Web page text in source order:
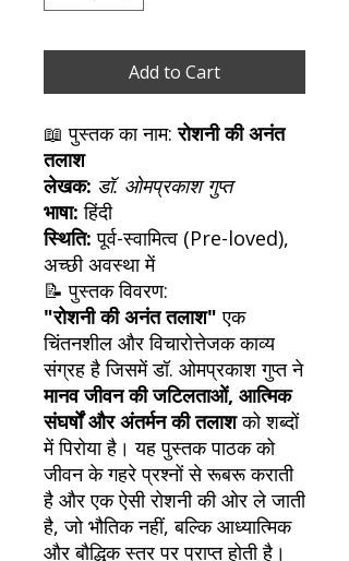
Add to Cart
📖 पुस्तक का नाम:रोशनी की अनंत
तलाश
लेखक: डॉ. ओमप्रकाश गुप्त
भाषा: हिंदी
स्थिति: पूर्व-स्वामित्व (Pre-loved),
अच्छी अवस्था में
📝 पुस्तक विवरण:
"रोशनी की अनंत तलाश" एक
चिंतनशील और विचारोत्तेजक काव्य
संग्रह है जिसमें डॉ. ओमप्रकाश गुप्त ने
मानव जीवन की जटिलताओं, आत्मिक
संघर्षों और अंतर्मन की तलाशको शब्दों
में पिरोया है। यह पुस्तक पाठक को
जीवन के गहरे प्रश्नों से रूबरू कराती
है और एक ऐसी रोशनी की ओर ले जाती
है, जो भौतिक नहीं, बल्कि आध्यात्मिक
और बौद्धिक स्तर पर प्राप्त होती है।